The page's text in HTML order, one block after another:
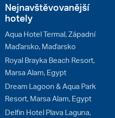
Nejnavštěvovanější
hotely
Aqua Hotel Termal, Západní
Maďarsko, Maďarsko
Royal Brayka Beach Resort,
Marsa Alam, Egypt
Dream Lagoon & Aqua Park
Resort, Marsa Alam, Egypt
Delfin Hotel Plava Laguna,